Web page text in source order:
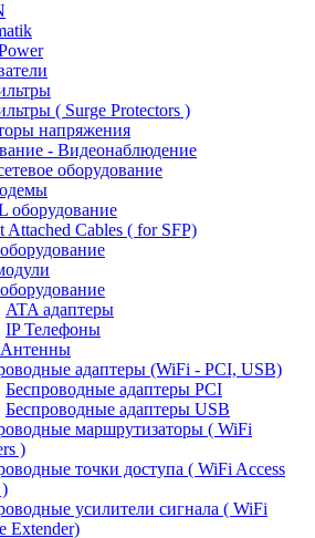
( Surge Protectors )
напряжения
- Видеонаблюдение
оборудование
оборудование
Attached Cables ( for SFP)
ATA адаптеры
IP Телефоны
адаптеры (WiFi - PCI, USB)
Беспроводные адаптеры PCI
Беспроводные адаптеры USB
маршрутизаторы ( WiFi
)
точки доступа ( WiFi Access
усилители сигнала ( WiFi
Extender)